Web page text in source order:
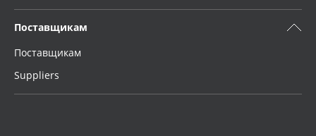
Поставщикам
Поставщикам
Suppliers